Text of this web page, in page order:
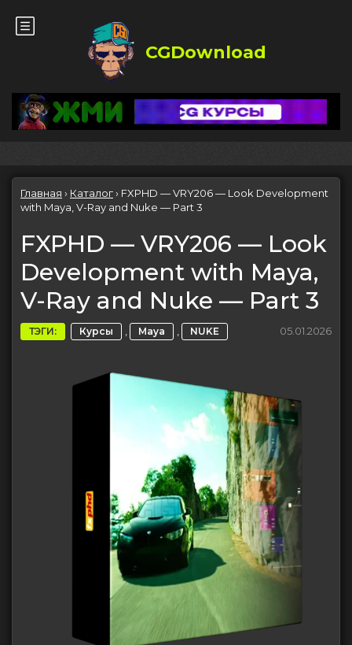
CGDownload
Главная › Каталог› FXPHD — VRY206 — Look Development
with Maya, V-Ray and Nuke — Part 3
FXPHD — VRY206 — Look
Development with Maya,
V-Ray and Nuke — Part 3
ТЭГИ: Курсы , Maya , NUKE 05.01.2026